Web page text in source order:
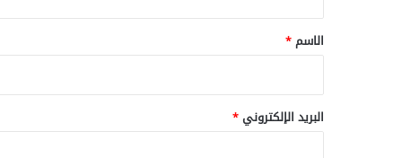
*
الاسم*
البريد الإلكتروني*